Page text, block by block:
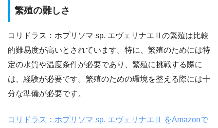
繁殖の難しさ
コリドラス：ホプリソマ sp. エヴェリナエⅡの繁殖は比較
的難易度が高いとされています。特に、繁殖のためには特
定の水質や温度条件が必要であり、繁殖に挑戦する際に
は、経験が必要です。繁殖のための環境を整える際には十
分な準備が必要です。
コリドラス：ホプリソマ sp. エヴェリナエⅡ をAmazonで